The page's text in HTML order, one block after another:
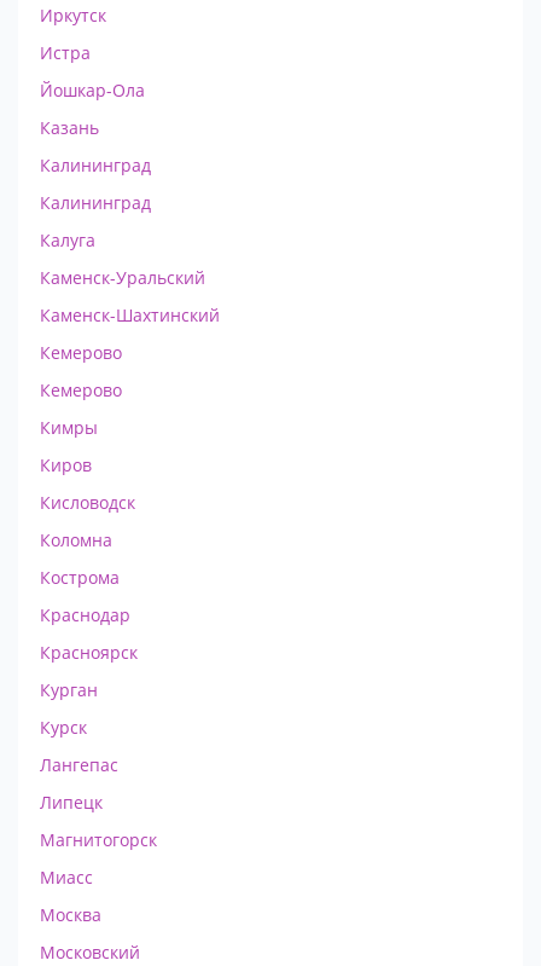
Иркутск
Истра
Йошкар-Ола
Казань
Калининград
Калининград
Калуга
Каменск-Уральский
Каменск-Шахтинский
Кемерово
Кемерово
Кимры
Киров
Кисловодск
Коломна
Кострома
Краснодар
Красноярск
Курган
Курск
Лангепас
Липецк
Магнитогорск
Миасс
Москва
Московский